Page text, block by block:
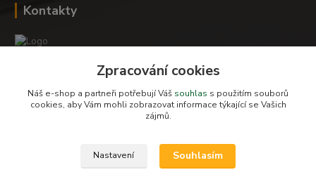
Kontakty
+420 604 278 943
obchod-detskysvet@seznam.cz
Zpracování cookies
Náš e-shop a partneři potřebují Váš souhlas s použitím souborů
cookies, aby Vám mohli zobrazovat informace týkající se Vašich
zájmů.
Nastavení Souhlasím